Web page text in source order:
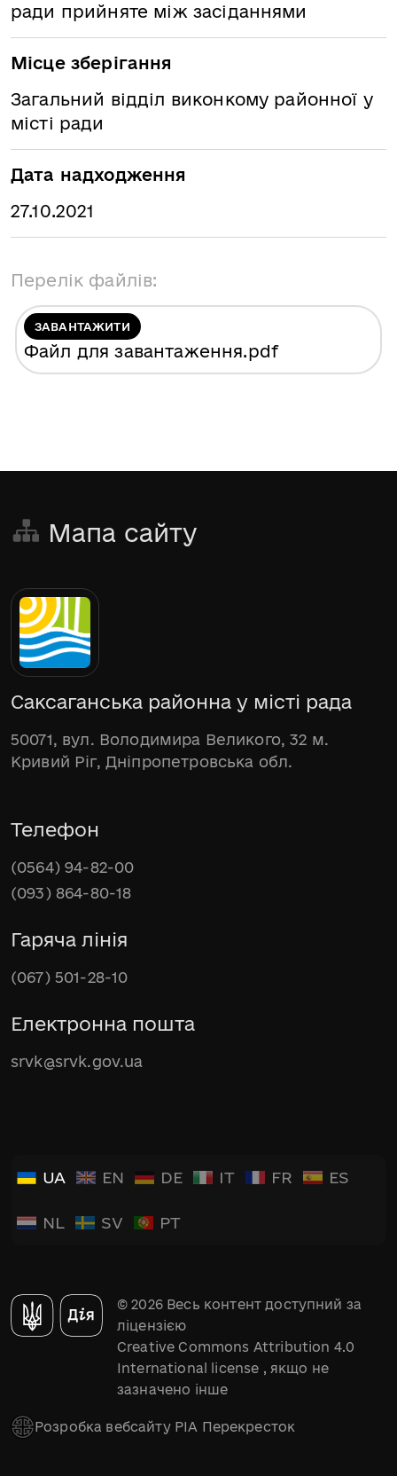
ради прийняте між засіданнями
Місце зберігання
Загальний відділ виконкому районної у
місті ради
Дата надходження
27.10.2021
Перелік файлів:
ЗАВАНТАЖИТИ
Файл для завантаження.pdf
Мапа сайту
Саксаганська районна у місті рада
50071, вул. Володимира Великого, 32 м.
Кривий Ріг, Дніпропетровська обл.
Телефон
(0564) 94-82-00
(093) 864-80-18
Гаряча лінія
(067) 501-28-10
Електронна пошта
srvk@srvk.gov.ua
UA EN DE IT FR ES
NL SV PT
© 2026 Весь контент доступний за
ліцензією
Creative Commons Attribution 4.0
International license , якщо не
зазначено інше
Розробка вебсайту РІА Перекресток